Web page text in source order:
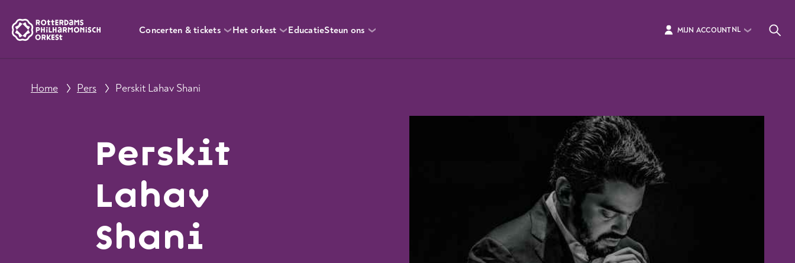
Concerten & tickets Het orkest EducatieSteun ons MIJN ACCOUNTNL
Home Pers Perskit Lahav Shani
Perskit
Lahav
Shani